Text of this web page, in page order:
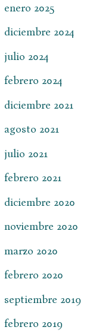
enero 2025
diciembre 2024
julio 2024
febrero 2024
diciembre 2021
agosto 2021
julio 2021
febrero 2021
diciembre 2020
noviembre 2020
marzo 2020
febrero 2020
septiembre 2019
febrero 2019